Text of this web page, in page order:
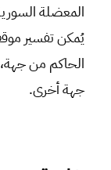
المعضلة
يُمكن تفسير
جهة أخرى.